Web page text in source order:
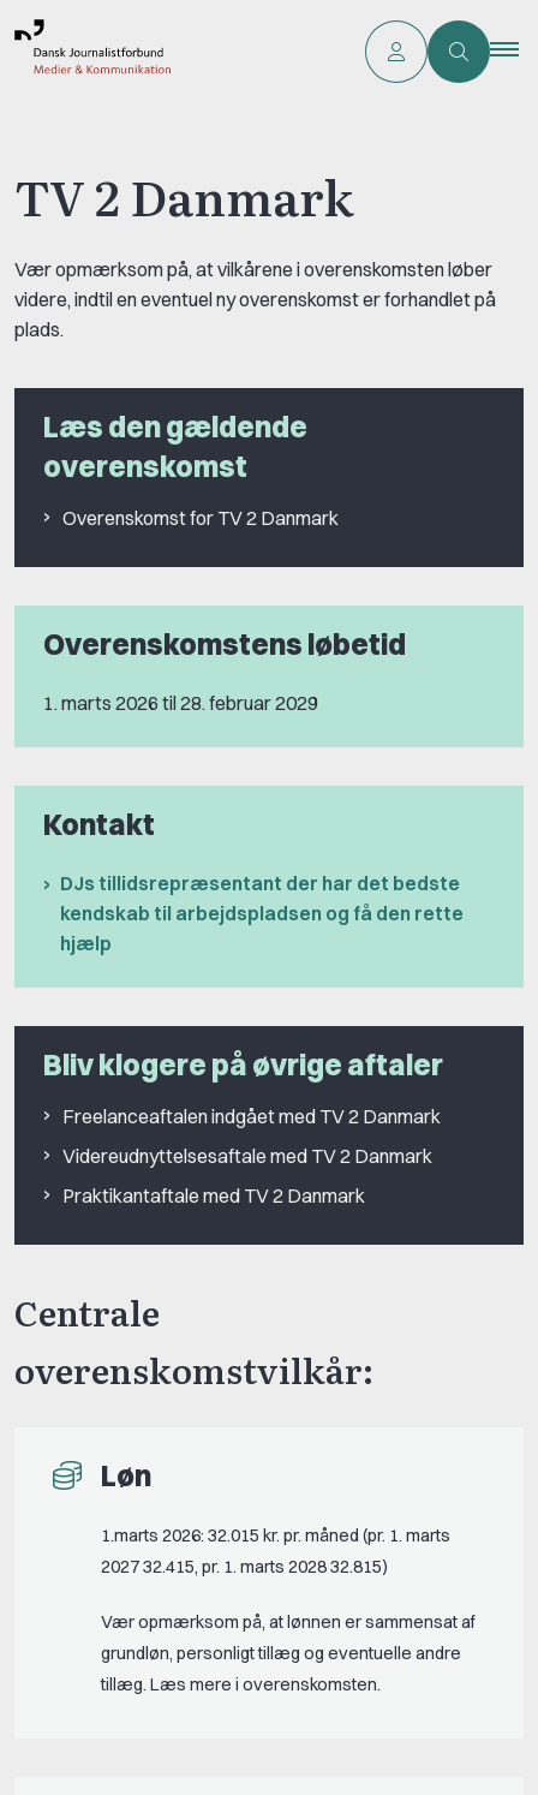
TV 2 Danmark
Vær opmærksom på, at vilkårene i overenskomsten løber
videre, indtil en eventuel ny overenskomst er forhandlet på
plads.
Læs den gældende
overenskomst
Overenskomst for TV 2 Danmark
Overenskomstens løbetid
1. marts 2026 til 28. februar 2029
Kontakt
DJs tillidsrepræsentant der har det bedste
kendskab til arbejdspladsen og få den rette
hjælp
Bliv klogere på øvrige aftaler
Freelanceaftalen indgået med TV 2 Danmark
Videreudnyttelsesaftale med TV 2 Danmark
Praktikantaftale med TV 2 Danmark
Centrale
overenskomstvilkår:
Løn
1.marts 2026: 32.015 kr. pr. måned (pr. 1. marts
2027 32.415, pr. 1. marts 2028 32.815)
Vær opmærksom på, at lønnen er sammensat af
grundløn, personligt tillæg og eventuelle andre
tillæg. Læs mere i overenskomsten.